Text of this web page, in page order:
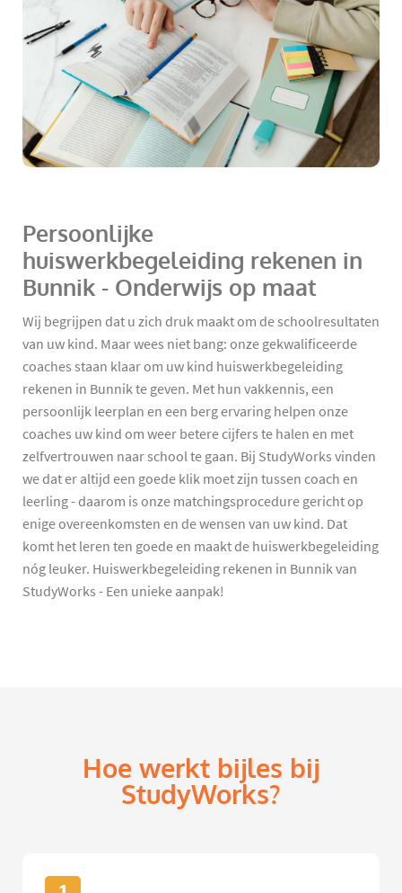
Persoonlijke
huiswerkbegeleiding rekenen in
Bunnik - Onderwijs op maat
Wij begrijpen dat u zich druk maakt om de schoolresultaten
van uw kind. Maar wees niet bang: onze gekwalificeerde
coaches staan klaar om uw kind huiswerkbegeleiding
rekenen in Bunnik te geven. Met hun vakkennis, een
persoonlijk leerplan en een berg ervaring helpen onze
coaches uw kind om weer betere cijfers te halen en met
zelfvertrouwen naar school te gaan. Bij StudyWorks vinden
we dat er altijd een goede klik moet zijn tussen coach en
leerling - daarom is onze matchingsprocedure gericht op
enige overeenkomsten en de wensen van uw kind. Dat
komt het leren ten goede en maakt de huiswerkbegeleiding
nóg leuker. Huiswerkbegeleiding rekenen in Bunnik van
StudyWorks - Een unieke aanpak!
Hoe werkt bijles bij
StudyWorks?